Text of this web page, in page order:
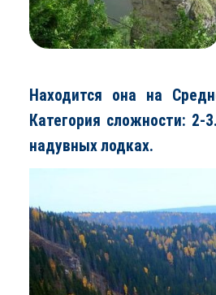
Находится она на
Категория сложности:
надувных лодках.